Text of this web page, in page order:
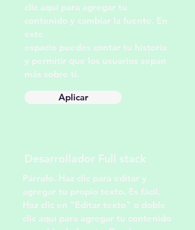
clic aquí para agregar tu
contenido y cambiar la fuente. En
este
espacio puedes contar tu historia
y permitir que los usuarios sepan
más sobre ti.
Aplicar
Desarrollador Full stack
Párrafo. Haz clic para editar y
agregar tu propio texto. Es fácil.
Haz clic en "Editar texto" o doble
clic aquí para agregar tu contenido